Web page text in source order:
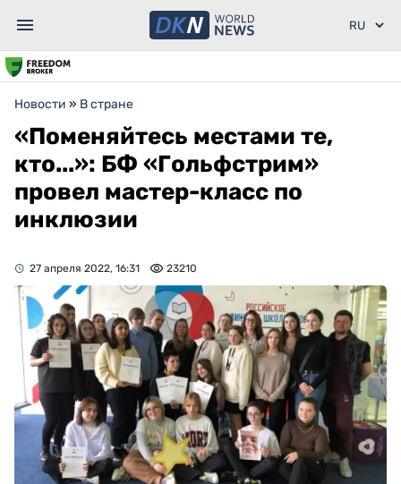
Новости » В стране
«Поменяйтесь местами те,
кто...»: БФ «Гольфстрим»
провел мастер-класс по
инклюзии
27 апреля 2022, 16:31 23210